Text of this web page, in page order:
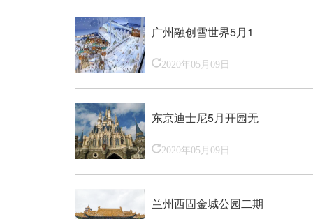
广州融创雪世界5月1
2020年05月09日
东京迪士尼5月开园无
2020年05月09日
兰州西固金城公园二期